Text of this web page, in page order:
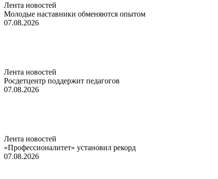
Лента новостей
Молодые наставники обменяются опытом
07.08.2026
Лента новостей
Росдетцентр поддержит педагогов
07.08.2026
Лента новостей
«Профессионалитет» установил рекорд
07.08.2026